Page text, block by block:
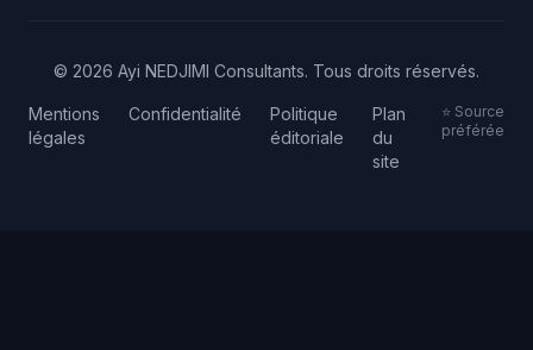
© 2026 Ayi NEDJIMI Consultants. Tous droits réservés.
Mentions
légales
Confidentialité
Politique
éditoriale
Plan
du
site
⭐ Source
préférée